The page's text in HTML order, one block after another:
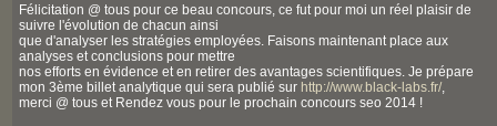
Félicitation @ tous pour ce beau concours, ce fut pour moi un réel plaisir de
suivre l'évolution de chacun ainsi
que d'analyser les stratégies employées. Faisons maintenant place aux
analyses et conclusions pour mettre
nos efforts en évidence et en retirer des avantages scientifiques. Je prépare
mon 3ème billet analytique qui sera publié sur http://www.black-labs.fr/,
merci @ tous et Rendez vous pour le prochain concours seo 2014 !